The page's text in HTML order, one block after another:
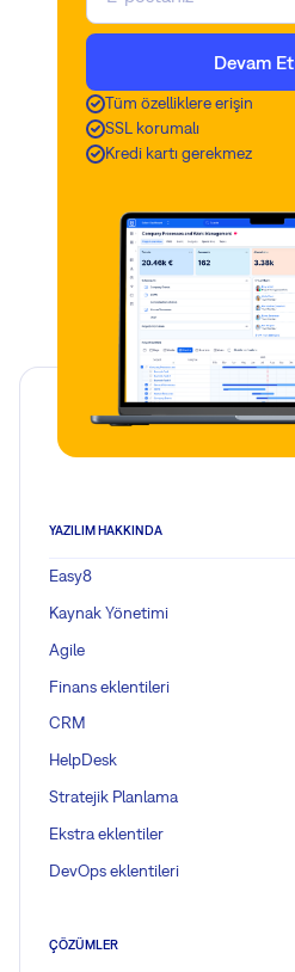
Devam Et
Tüm özelliklere erişin
SSL korumalı
Kredi kartı gerekmez
YAZILIM HAKKINDA
Easy8
Kaynak Yönetimi
Agile
Finans eklentileri
CRM
HelpDesk
Stratejik Planlama
Ekstra eklentiler
DevOps eklentileri
ÇÖZÜMLER